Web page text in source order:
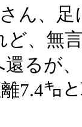
ん、
ど、無
還るが
7.4㌔